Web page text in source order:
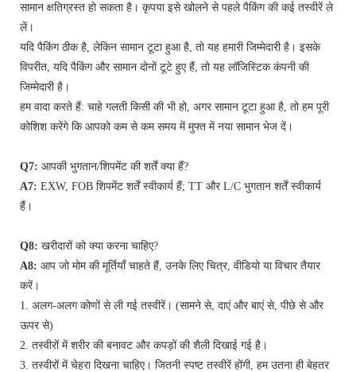
सामान क्षतिग्रस्त हो सकता है। कृपया इसे खोलने से पहले पैकिंग की कई तस्वीरें ले
लें।
यदि पैकिंग ठीक है, लेकिन सामान टूटा हुआ है, तो यह हमारी जिम्मेदारी है। इसके
विपरीत, यदि पैकिंग और सामान दोनों टूटे हुए हैं, तो यह लॉजिस्टिक कंपनी की
जिम्मेदारी है।
हम वादा करते हैं: चाहे गलती किसी की भी हो, अगर सामान टूटा हुआ है, तो हम पूरी
कोशिश करेंगे कि आपको कम से कम समय में मुफ्त में नया सामान भेज दें।
Q7: आपकी भुगतान/शिपमेंट की शर्तें क्या हैं?
A7: EXW, FOB शिपमेंट शर्तें स्वीकार्य हैं; TT और L/C भुगतान शर्तें स्वीकार्य
हैं।
Q8: खरीदारों को क्या करना चाहिए?
A8: आप जो मोम की मूर्तियाँ चाहते हैं, उनके लिए चित्र, वीडियो या विचार तैयार
करें।
1. अलग-अलग कोणों से ली गई तस्वीरें। (सामने से, दाएं और बाएं से, पीछे से और
ऊपर से)
2. तस्वीरों में शरीर की बनावट और कपड़ों की शैली दिखाई गई है।
3. तस्वीरों में चेहरा दिखना चाहिए। जितनी स्पष्ट तस्वीरें होंगी, हम उतना ही बेहतर